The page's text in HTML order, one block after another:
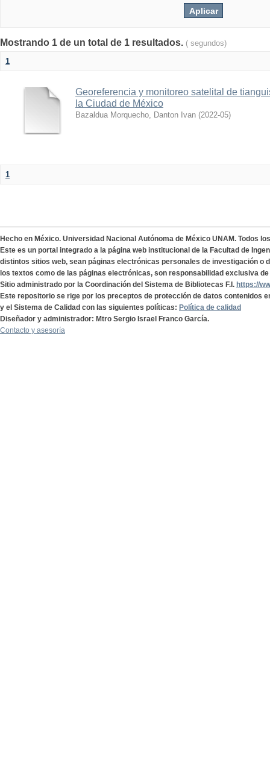
Mostrando 1 de un total de 1 resultados. ( segundos)
1
Georeferencia y monitoreo satelital de
la Ciudad de México
Bazaldua Morquecho, Danton Ivan (2022-05)
1
Hecho en México. Universidad Nacional Autónoma de México UNAM. Todos
Este es un portal integrado a la página web institucional de la Facultad de
distintos sitios web, sean páginas electrónicas personales de investigación o
los textos como de las páginas electrónicas, son responsabilidad exclusiva
Sitio administrado por la Coordinación del Sistema de Bibliotecas F.I. https://
Este repositorio se rige por los preceptos de protección de datos contenidos
y el Sistema de Calidad con las siguientes políticas: Política de calidad
Diseñador y administrador: Mtro Sergio Israel Franco García.
Contacto y asesoría